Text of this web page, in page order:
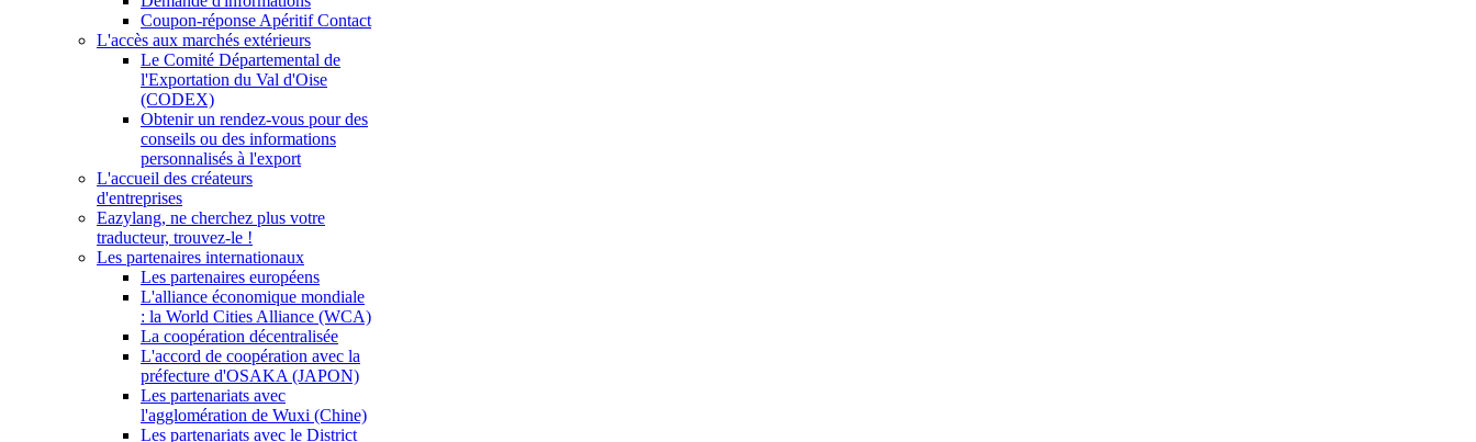
Coupon-réponse Apéritif Contact
L'accès aux marchés extérieurs
Le Comité Départemental de
l'Exportation du Val d'Oise
(CODEX)
Obtenir un rendez-vous pour des
conseils ou des informations
personnalisés à l'export
L'accueil des créateurs
d'entreprises
Eazylang, ne cherchez plus votre
traducteur, trouvez-le !
Les partenaires internationaux
Les partenaires européens
L'alliance économique mondiale
: la World Cities Alliance (WCA)
La coopération décentralisée
L'accord de coopération avec la
préfecture d'OSAKA (JAPON)
Les partenariats avec
l'agglomération de Wuxi (Chine)
Les partenariats avec le District